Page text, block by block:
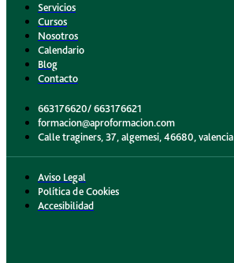
Servicios
Cursos
Nosotros
Calendario
Blog
Contacto
663176620/ 663176621
formacion@aproformacion.com
Calle traginers, 37, algemesi, 46680, valencia
Aviso Legal
Política de Cookies
Accesibilidad